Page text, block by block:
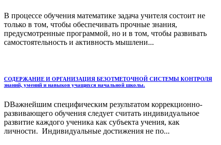
В процессе обучения математике задача учителя состоит не
только в том, чтобы обеспечивать прочные знания,
предусмотренные программой, но и в том, чтобы развивать
самостоятельность и активность мышлени...
СОДЕРЖАНИЕ И ОРГАНИЗАЦИЯ БЕЗОТМЕТОЧНОЙ СИСТЕМЫ КОНТРОЛЯ
знаний, умений и навыков учащихся начальной школы.
DВажнейшим специфическим результатом коррекционно-
развивающего обучения следует считать индивидуальное
развитие каждого ученика как субъекта учения, как
личности. Индивидуальные достижения не по...